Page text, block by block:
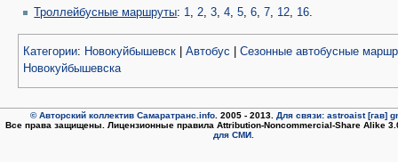
Троллейбусные маршруты: 1 2 ,3 ,4 ,5 ,6 ,7 12 16
Категории: Новокуйбышевск Автобус
Сезонные автобусные
Новокуйбышевска
© Авторский коллектив Самаратранс.info. 2005 - 2013. Для связи: astroaist [гав]
Все права защищены. Лицензионные правила Attribution-Noncommercial-Share Alike
для СМИ.